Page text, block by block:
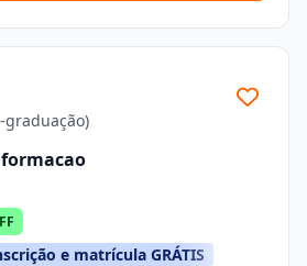
graduação)
e matrícula GRÁTIS